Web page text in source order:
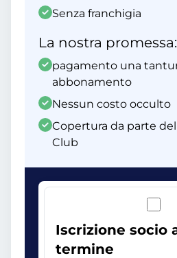
Senza franchigia
La nostra promessa:
pagamento una
abbonamento
Nessun costo occulto
Copertura da parte
Club
Iscrizione socio
termine